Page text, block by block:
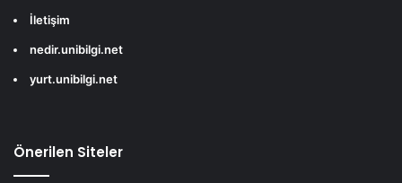
İletişim
nedir.unibilgi.net
yurt.unibilgi.net
Önerilen Siteler